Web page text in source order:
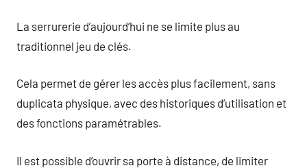
La serrurerie d’aujourd’hui ne se limite plus au
traditionnel jeu de clés.
Cela permet de gérer les accès plus facilement, sans
duplicata physique, avec des historiques d’utilisation et
des fonctions paramétrables.
Il est possible d’ouvrir sa porte à distance, de limiter